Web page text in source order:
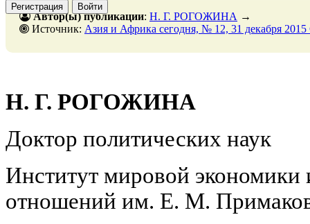
Регистрация Войти
Автор(ы) публикации: Н. Г. РОГОЖИНА →
Источник: Азия и Африка сегодня, № 12, 31 декабря
Н. Г. РОГОЖИНА
Доктор политических наук
Институт мировой
отношений им. Е. М.